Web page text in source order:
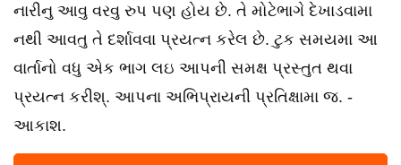
નારીનુ આવુ વરવુ રુપ પણ હોય છે. તે મોટેભાગે દેખાડવામા
નથી આવતુ તે દર્શાવવા પ્રયત્ન કરેલ છે. ટુક સમયમા આ
વાર્તાનો વધુ એક ભાગ લઇ આપની સમક્ષ પ્રસ્તુત થવા
પ્રયત્ન કરીશ્. આપના અભિપ્રાયની પ્રતિક્ષામા જ. -
આકાશ.